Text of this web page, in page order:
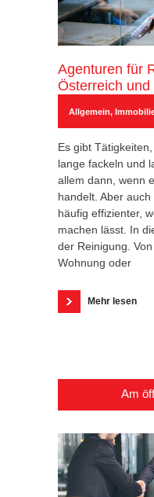
Agenturen für
Österreich
Allgemein,
Es gibt
lange fackeln und
allem dann, wenn
handelt. Aber
häufig effizienter,
machen lässt. In
der Reinigung.
Wohnung oder
Mehr lesen
Am